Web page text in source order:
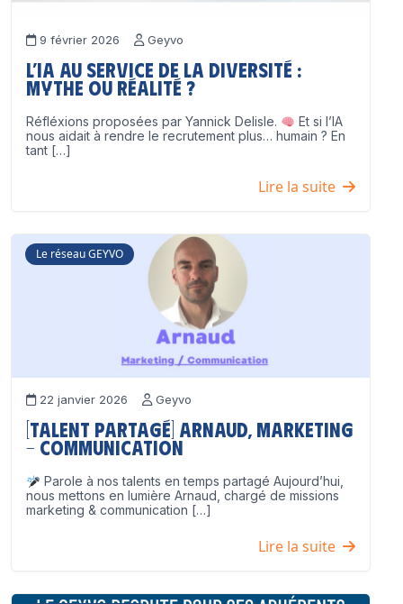
9 février 2026 Geyvo
L’IA au service de la diversité :
mythe ou réalité ?
Réfléxions proposées par Yannick Delisle.
Et si l’IA
nous aidait à rendre le recrutement plus… humain ? En
tant […]
Lire la suite
Le réseau GEYVO
22 janvier 2026 Geyvo
[Talent partagé] Arnaud, Marketing
– Communication
Parole à nos talents en temps partagé Aujourd’hui,
nous mettons en lumière Arnaud, chargé de missions
marketing & communication […]
Lire la suite